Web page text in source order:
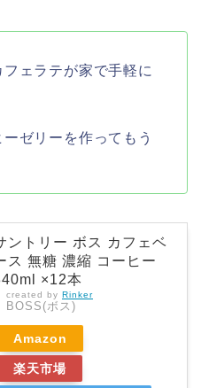
フェラテが家で手軽に
ゼリーを作ってもう
ントリー ボス カフェベ
ス 無糖 濃縮 コーヒー
×12本
created by Rinker
BOSS(ボス)
Amazon
楽天市場